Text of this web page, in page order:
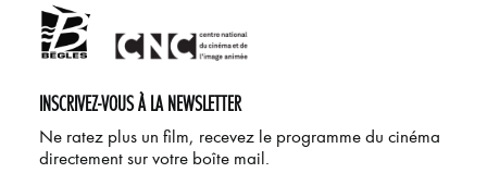
INSCRIVEZ-VOUS À LA NEWSLETTER
Ne ratez plus un film, recevez le programme du cinéma
directement sur votre boîte mail.